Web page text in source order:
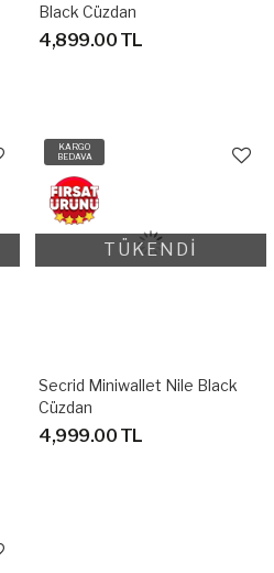
Black Cüzdan
4,899.00 TL
KARGO
BEDAVA
TÜKENDİ
Secrid Miniwallet Nile Black
Cüzdan
4,999.00 TL